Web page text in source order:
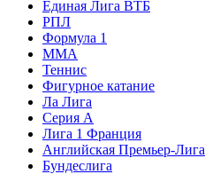
Единая Лига ВТБ
РПЛ
Формула 1
MMA
Теннис
Фигурное катание
Ла Лига
Серия А
Лига 1 Франция
Английская Премьер-Лига
Бундеслига